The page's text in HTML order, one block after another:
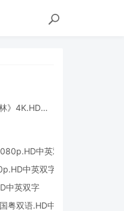
2026剧情《森中有林》4K.HD国语中字
中英双字
中英双字
中英双字
粤双语.HD中字